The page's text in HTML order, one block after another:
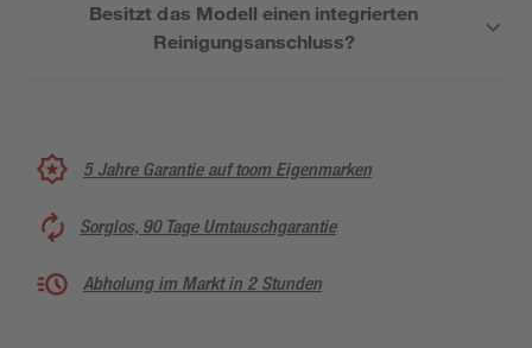
Besitzt das Modell einen integrierten
Reinigungsanschluss?
5 Jahre Garantie auf toom Eigenmarken
Sorglos, 90 Tage Umtauschgarantie
Abholung im Markt in 2 Stunden